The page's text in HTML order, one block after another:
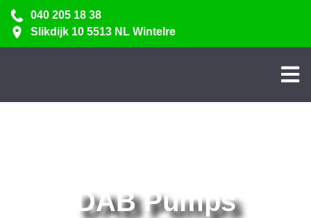
040 205 18 38
Slikdijk 10 5513 NL Wintelre
DAB Pumps